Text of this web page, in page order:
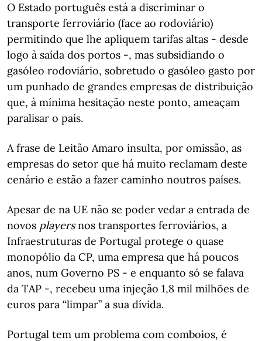
O Estado português está a discriminar o
transporte ferroviário (face ao rodoviário)
permitindo que lhe apliquem tarifas altas - desde
logo à saída dos portos -, mas subsidiando o
gasóleo rodoviário, sobretudo o gasóleo gasto por
um punhado de grandes empresas de distribuição
que, à mínima hesitação neste ponto, ameaçam
paralisar o país.
A frase de Leitão Amaro insulta, por omissão, as
empresas do setor que há muito reclamam deste
cenário e estão a fazer caminho noutros países.
Apesar de na UE não se poder vedar a entrada de
novos playersnos transportes ferroviários, a
Infraestruturas de Portugal protege o quase
monopólio da CP, uma empresa que há poucos
anos, num Governo PS - e enquanto só se falava
da TAP -, recebeu uma injeção 1,8 mil milhões de
euros para “limpar” a sua dívida.
Portugal tem um problema com comboios, é